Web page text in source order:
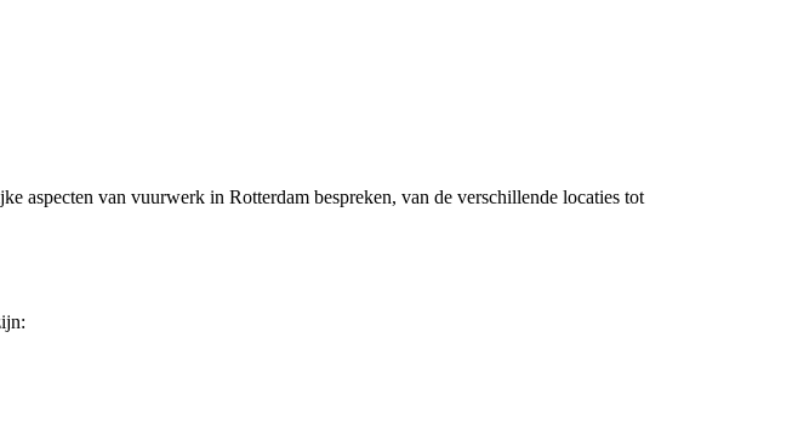
aspecten van vuurwerk in Rotterdam bespreken, van de verschillende locaties tot